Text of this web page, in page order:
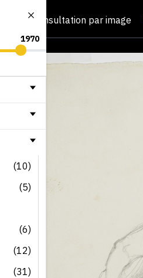
Consultation par image
(10)
(5)
(6)
(12)
(31)